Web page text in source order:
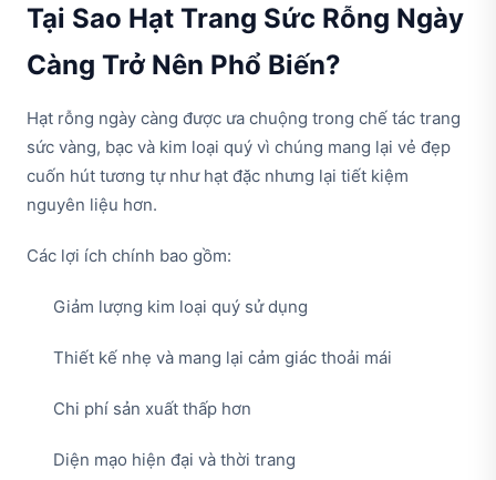
Tại Sao Hạt Trang Sức Rỗng Ngày
Càng Trở Nên Phổ Biến?
Hạt rỗng ngày càng được ưa chuộng trong chế tác trang
sức vàng, bạc và kim loại quý vì chúng mang lại vẻ đẹp
cuốn hút tương tự như hạt đặc nhưng lại tiết kiệm
nguyên liệu hơn.
Các lợi ích chính bao gồm:
Giảm lượng kim loại quý sử dụng
Thiết kế nhẹ và mang lại cảm giác thoải mái
Chi phí sản xuất thấp hơn
Diện mạo hiện đại và thời trang